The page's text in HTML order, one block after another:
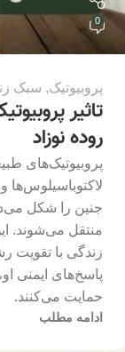
0
پروبیوتیک, سبک
تاثیر
روده نوزاد
پروبیوتیک‌های
لاکتوباسیلوس‌ها و
جنین را شکل
منتقل می‌شوند.
زندگی با تقویت
پاسخ‌های ایمنی
حمایت می‌کنند.
ادامه مطلب